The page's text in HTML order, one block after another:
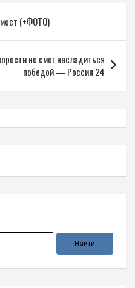
мост (+ФОТО)
не смог насладиться
победой — Россия 24